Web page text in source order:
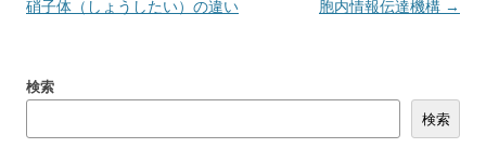
稿
ゲ
硝子体（しょうしたい）の違い 胞内情報伝達機構 →
検索
検索